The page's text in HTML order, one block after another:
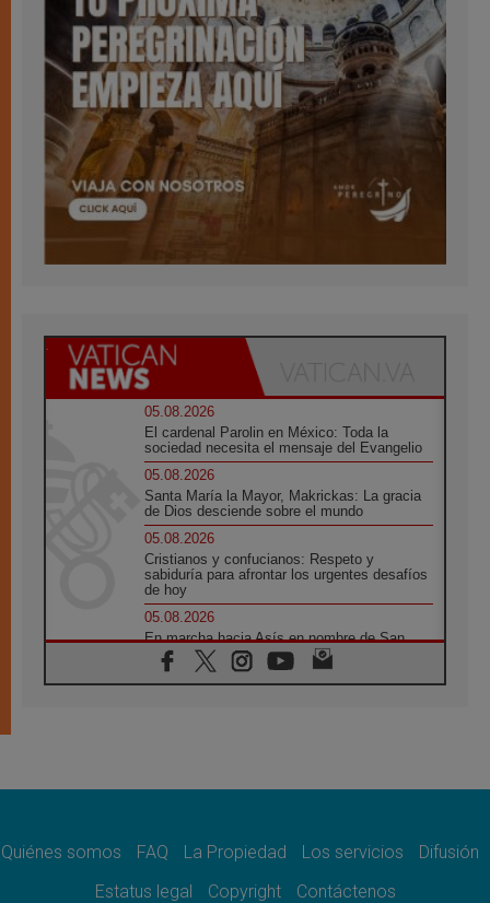
05.08.2026
El cardenal Parolin en México: Toda la
sociedad necesita el mensaje del Evangelio
05.08.2026
Santa María la Mayor, Makrickas: La gracia
de Dios desciende sobre el mundo
05.08.2026
Cristianos y confucianos: Respeto y
sabiduría para afrontar los urgentes desafíos
de hoy
05.08.2026
En marcha hacia Asís en nombre de San
Francisco, a la espera de León
05.08.2026
quienes bendicen la guerra
Ucrania: Ataque masivo en Kyiv durante la
Quiénes somos FAQ La Propiedad Los servicios
Difusión
Estatus legal
Copyright Contáctenos